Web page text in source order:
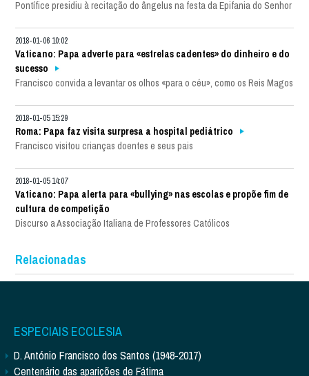
Pontífice presidiu à recitação do ângelus na festa da Epifania do Senhor
2018-01-06 10:02
Vaticano: Papa adverte para «estrelas cadentes» do dinheiro e do
sucesso
Francisco convida a levantar os olhos «para o céu», como os Reis Magos
2018-01-05 15:29
Roma: Papa faz visita surpresa a hospital pediátrico
Francisco visitou crianças doentes e seus pais
2018-01-05 14:07
Vaticano: Papa alerta para «bullying» nas escolas e propõe fim de
cultura de competição
Discurso a Associação Italiana de Professores Católicos
Relacionadas
ESPECIAIS ECCLESIA
D. António Francisco dos Santos (1948-2017)
Centenário das aparições de Fátima